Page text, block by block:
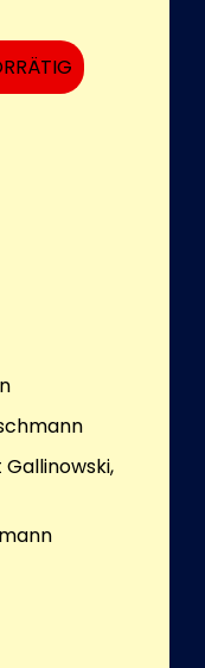
Gallinowski,